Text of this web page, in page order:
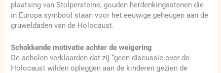
plaatsing van Stolpersteine, gouden herdenkingsstenen die
in Europa symbool staan voor het eeuwige geheugen aan de
gruweldaden van de Holocaust.
Schokkende motivatie achter de weigering
De scholen verklaarden dat zij “geen discussie over de
Holocaust wilden opleggen aan de kinderen gezien de